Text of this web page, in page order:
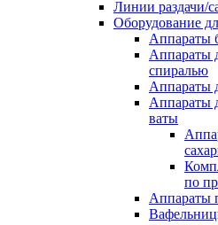
Линии раздачи/
Оборудование
Аппараты
Аппараты
спиралью
Аппараты
Аппараты
ваты
по
Аппараты